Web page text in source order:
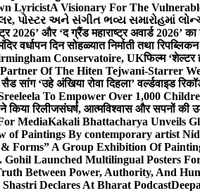
LyricistA Visionary For The
પોસ્ટર અને સંગીત ભવ્ય સમારોહમાં
2026’ और ‘द ग्रैंड महाराष्ट्र अवार्ड 2026’
वर्धापन दिन सोहळ्यात निर्माती तथा
Conservatoire, UKफिल्म ‘शेल्टर
Of The Hiten Tejwani-Starrer
सांग ‘उहे अंखिया रोवा दिहला’ वर्ल्डवाइड
To Empower Over 1,000
किया रिलीजसंघर्ष, आत्मविश्वास और सपनों की
MediaKakali Bhattacharya Unveils
of Paintings By contemporary artist
Forms” A Group Exhibition Of
Launched Multilingual Posters
Between Power, Authority, And
Declares At Bharat Podcast